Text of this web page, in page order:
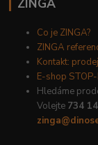
Co je ZINGA?
ZINGA
Kontakt:
E-shop
Hledáme
Volejte 734